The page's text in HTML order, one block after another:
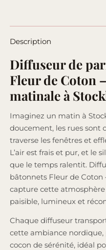
Description
Diffuseur de
Fleur de Coton
matinale à
Imaginez un matin à
doucement, les rues sont
traverse les fenêtres et
L’air est frais et pur, et le
que le temps ralentit.
bâtonnets Fleur de
capture cette
paisible, lumineux et
Chaque diffuseur
cette ambiance
cocon de sérénité, idéal